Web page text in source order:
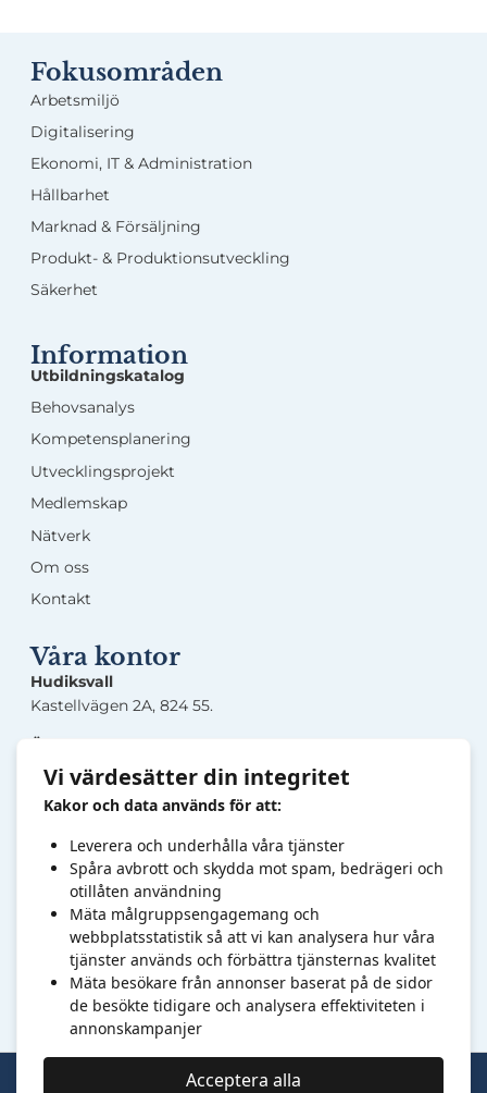
Fokusområden
Arbetsmiljö
Digitalisering
Ekonomi, IT & Administration
Hållbarhet
Marknad & Försäljning
Produkt- & Produktionsutveckling
Säkerhet
Information
Utbildningskatalog
Behovsanalys
Kompetensplanering
Utvecklingsprojekt
Medlemskap
Nätverk
Om oss
Kontakt
Våra kontor
Hudiksvall
Kastellvägen 2A, 824 55.
Örnsköldsvik
Lasarettsgatan 5, 891 33.
Sandviken
Högbovägen 45, 811 32.
Kontakt
10-6820878
info@foretagsutbildarna.se
Organisationsnr: 769606-7409.
Vi värdesätter din integritet
Kakor och data används för att:
Leverera och underhålla våra tjänster
Spåra avbrott och skydda mot spam, bedrägeri och
otillåten användning
Mäta målgruppsengagemang och
webbplatsstatistik så att vi kan analysera hur våra
tjänster används och förbättra tjänsternas kvalitet
Mäta besökare från annonser baserat på de sidor
de besökte tidigare och analysera effektiviteten i
annonskampanjer
Acceptera alla